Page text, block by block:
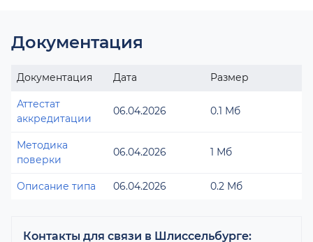
Документация
Документация Дата Размер
Аттестат
аккредитации
06.04.2026 0.1 Мб
Методика
поверки
06.04.2026 1 Мб
Описание типа 06.04.2026 0.2 Мб
Контакты для связи в Шлиссельбурге: